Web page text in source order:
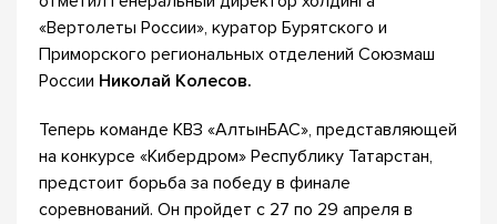
«Вертолеты России», куратор Бурятского и
Приморского региональных отделений Союзмаш
России Николай Колесов.
Теперь команде КВЗ «АлтынБАС», представляющей
на конкурсе «Кибердром» Республику Татарстан,
предстоит борьба за победу в финале
соревнований. Он пройдет с 27 по 29 апреля в